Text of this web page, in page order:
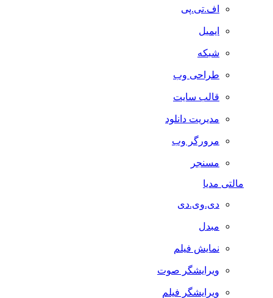
اف.تی.پی
ایمیل
شبکه
طراحی وب
قالب سایت
مدیریت دانلود
مرورگر وب
مسنجر
مالتی مدیا
دی.وی.دی
مبدل
نمایش فیلم
ویرایشگر صوت
ویرایشگر فیلم